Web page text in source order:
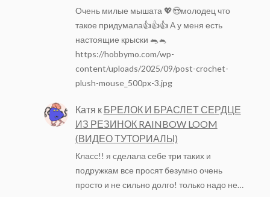
Очень милые мышата 💖😍молодец что
такое придумала👍👍👍 А у меня есть
настоящие крыски 🐀🐁
https://hobbymo.com/wp-
content/uploads/2025/09/post-crochet-
plush-mouse_500px-3.jpg
Катя к БРЕЛОК И БРАСЛЕТ СЕРДЦЕ
ИЗ РЕЗИНОК RAINBOW LOOM
(ВИДЕО ТУТОРИАЛЫ)
Класс!! я сделала себе три таких и
подружкам все просят безумно очень
просто и не сильно долго! только надо не…